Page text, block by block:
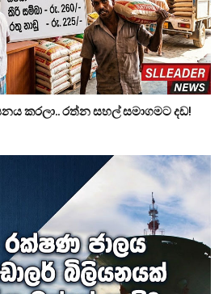
කරලා.. රත්න සහල් සමාගමට දඩ!